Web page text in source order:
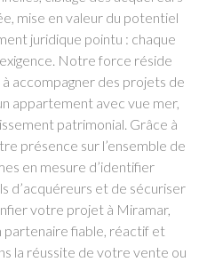
mise en valeur du potentiel
juridique pointu : chaque
Notre force réside
accompagner des projets de
appartement avec vue mer,
patrimonial. Grâce à
présence sur l’ensemble de
en mesure d’identifier
d’acquéreurs et de sécuriser
votre projet à Miramar,
partenaire fiable, réactif et
la réussite de votre vente ou